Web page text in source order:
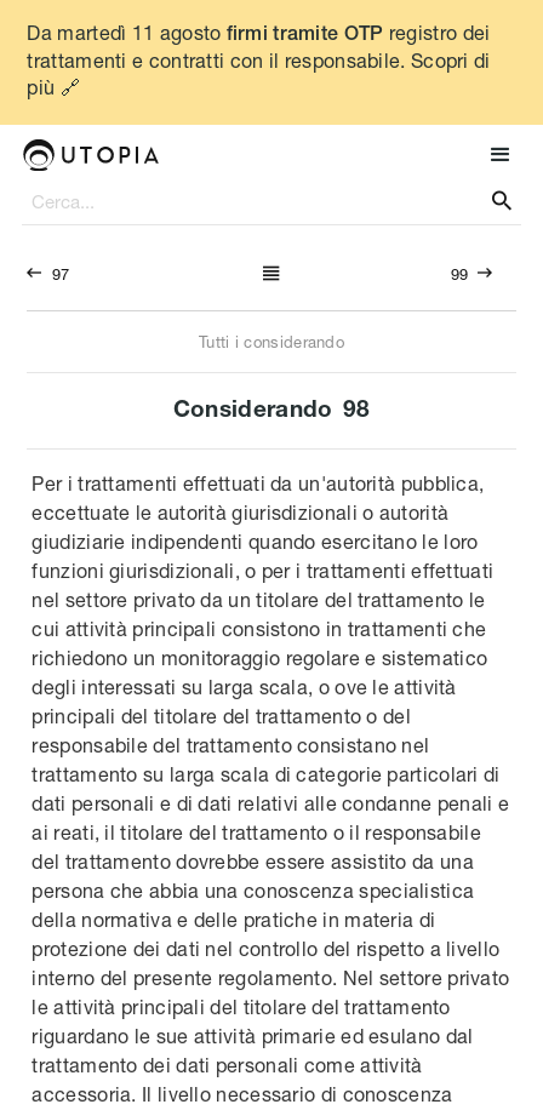
Da martedì 11 agosto firmi tramite OTP registro dei
trattamenti e contratti con il responsabile. Scopri di
più 🔗

 97  99 
Tutti i considerando
Considerando 98
Per i trattamenti effettuati da un'autorità pubblica,
eccettuate le autorità giurisdizionali o autorità
giudiziarie indipendenti quando esercitano le loro
funzioni giurisdizionali, o per i trattamenti effettuati
nel settore privato da un titolare del trattamento le
cui attività principali consistono in trattamenti che
richiedono un monitoraggio regolare e sistematico
degli interessati su larga scala, o ove le attività
principali del titolare del trattamento o del
responsabile del trattamento consistano nel
trattamento su larga scala di categorie particolari di
dati personali e di dati relativi alle condanne penali e
ai reati, il titolare del trattamento o il responsabile
del trattamento dovrebbe essere assistito da una
persona che abbia una conoscenza specialistica
della normativa e delle pratiche in materia di
protezione dei dati nel controllo del rispetto a livello
interno del presente regolamento. Nel settore privato
le attività principali del titolare del trattamento
riguardano le sue attività primarie ed esulano dal
trattamento dei dati personali come attività
accessoria. Il livello necessario di conoscenza